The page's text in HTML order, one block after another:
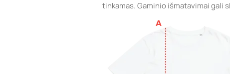
tinkamas. Gaminio išmatavimai gali